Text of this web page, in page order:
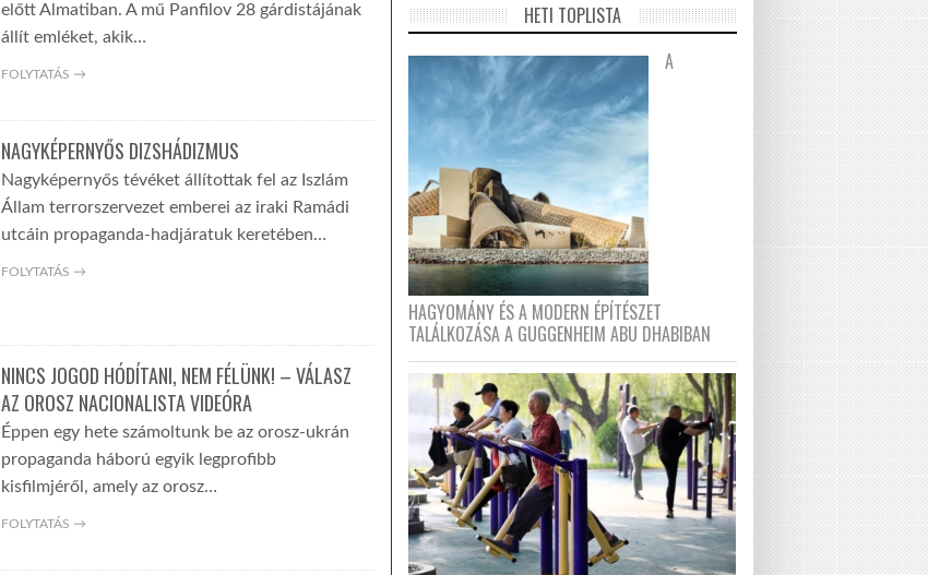
előtt Almatiban. A mű Panfilov 28 gárdistájának
állít emléket, akik…
FOLYTATÁS →
NAGYKÉPERNYŐS DIZSHÁDIZMUS
Nagyképernyős tévéket állítottak fel az Iszlám
Állam terrorszervezet emberei az iraki Ramádi
utcáin propaganda-hadjáratuk keretében…
FOLYTATÁS →
NINCS JOGOD HÓDÍTANI, NEM FÉLÜNK! – VÁLASZ
AZ OROSZ NACIONALISTA VIDEÓRA
Éppen egy hete számoltunk be az orosz-ukrán
propaganda háború egyik legprofibb
kisfilmjéről, amely az orosz…
FOLYTATÁS →
HETI TOPLISTA
A
HAGYOMÁNY ÉS A MODERN ÉPÍTÉSZET
TALÁLKOZÁSA A GUGGENHEIM ABU DHABIBAN